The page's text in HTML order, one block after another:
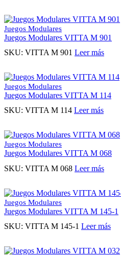
Juegos Modulares
Juegos Modulares VITTA M 901
SKU: VITTA M 901 Leer más
Juegos Modulares
Juegos Modulares VITTA M 114
SKU: VITTA M 114 Leer más
Juegos Modulares
Juegos Modulares VITTA M 068
SKU: VITTA M 068 Leer más
Juegos Modulares
Juegos Modulares VITTA M 145-1
SKU: VITTA M 145-1 Leer más